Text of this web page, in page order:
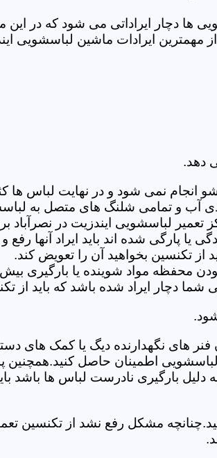
ها دچار ایراداتی می شود که در
مهمترین ایرادات ماشین لباسشویی
دهد.
انجام نمی شود و در نهایت لباس ها
آب و تمامی شلنگ های متصل به
لباسشویی ایندزیت در نصرآباد
یا پارگی شده اند باید ایراد آنها
تکنسین بخواهید آن را تعویض کند.
محفظه مواد شوینده یا بارگیری
ایراد شده باشد که باید از
های نگهدارنده دیگ یا کمک های
لباسشویی اطمینان حاصل
بارگیری نادرست لباس ها باشد
مشکل رفع نشد از تکنسین